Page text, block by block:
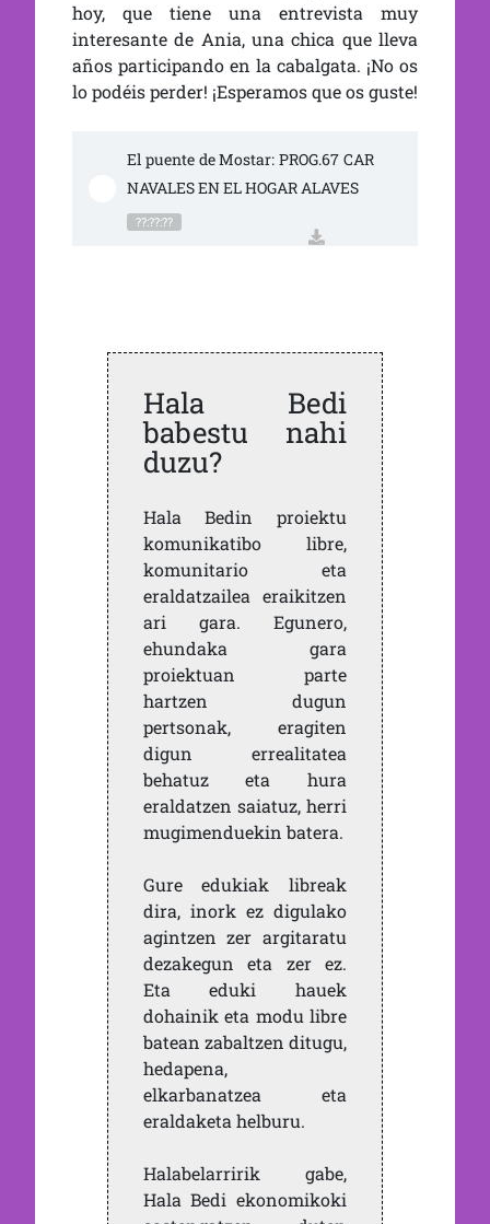
hoy, que tiene una entrevista muy
interesante de Ania, una chica que lleva
años participando en la cabalgata. ¡No os
lo podéis perder! ¡Esperamos que os guste!
El puente de Mostar: PROG.67 CAR
NAVALES EN EL HOGAR ALAVES
??:??:??
Hala Bedi
babestu nahi
duzu?
Hala Bedin proiektu
komunikatibo libre,
komunitario eta
eraldatzailea eraikitzen
ari gara. Egunero,
ehundaka gara
proiektuan parte
hartzen dugun
pertsonak, eragiten
digun errealitatea
behatuz eta hura
eraldatzen saiatuz, herri
mugimenduekin batera.
Gure edukiak libreak
dira, inork ez digulako
agintzen zer argitaratu
dezakegun eta zer ez.
Eta eduki hauek
dohainik eta modu libre
batean zabaltzen ditugu,
hedapena,
elkarbanatzea eta
eraldaketa helburu.
Halabelarririk gabe,
Hala Bedi ekonomikoki